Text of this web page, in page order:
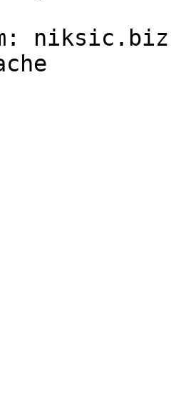
niksic.biz